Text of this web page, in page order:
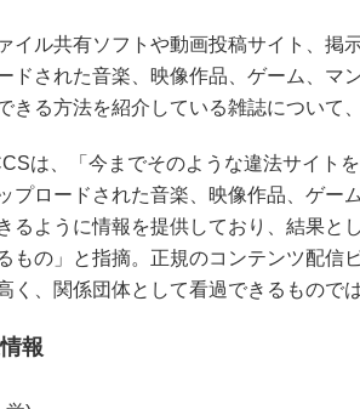
イル共有ソフトや動画投稿サイト、掲
ドされた音楽、映像作品、ゲーム、マ
きる方法を紹介している雑誌について
は、「今までそのような違法サイト
プロードされた音楽、映像作品、ゲー
るように情報を提供しており、結果と
もの」と指摘。正規のコンテンツ配信
く、関係団体として看過できるもので
報